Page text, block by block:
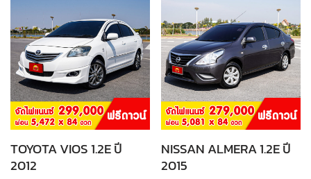
TOYOTA VIOS 1.2E ปี
2012
NISSAN ALMERA 1.2E ปี
2015